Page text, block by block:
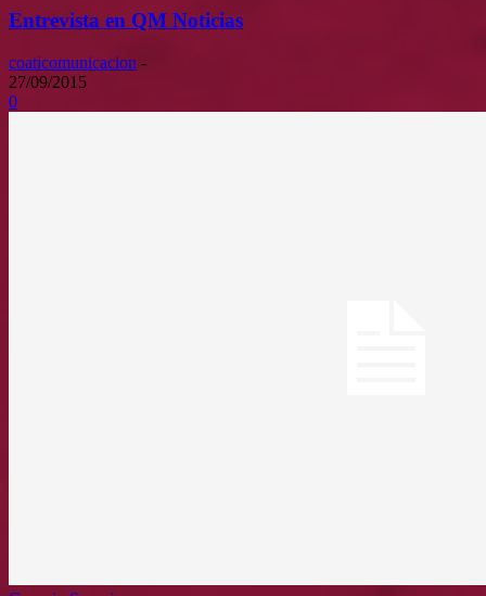
Entrevista en QM Noticias
coaticomunicacion -
27/09/2015
0